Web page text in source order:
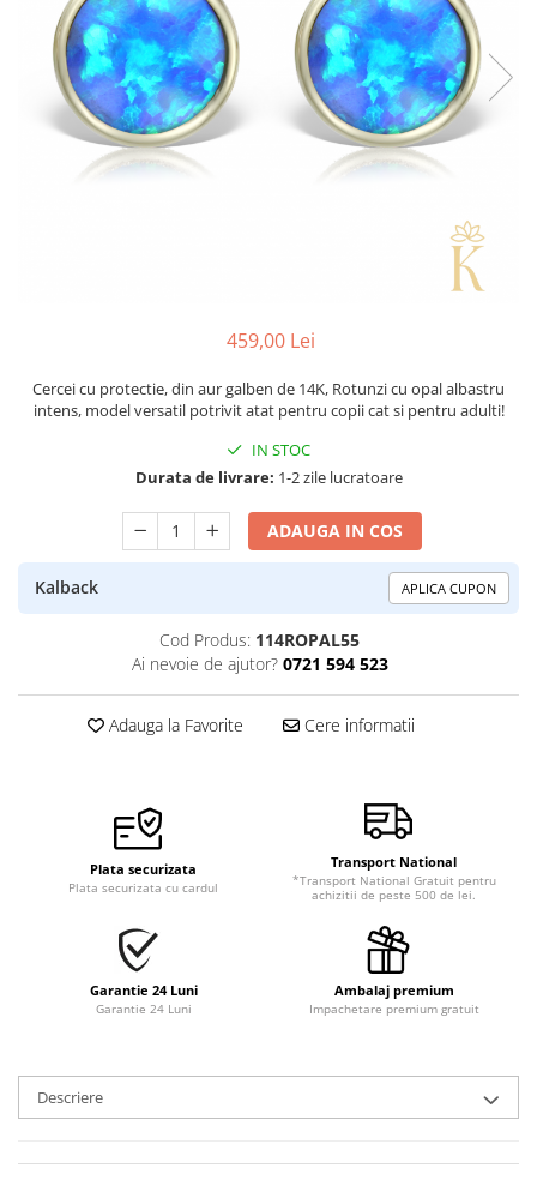
459,00 Lei
Cercei cu protectie, din aur galben de 14K, Rotunzi cu opal albastru
intens, model versatil potrivit atat pentru copii cat si pentru adulti!
IN STOC
Durata de livrare: 1-2 zile lucratoare
ADAUGA IN COS
Kalback APLICA CUPON
Cod Produs: 114ROPAL55
Ai nevoie de ajutor? 0721 594 523
Adauga la Favorite Cere informatii
Plata securizata
Plata securizata cu cardul
Transport National
*Transport National Gratuit pentru
achizitii de peste 500 de lei.
Garantie 24 Luni
Garantie 24 Luni
Ambalaj premium
Impachetare premium gratuit
Descriere